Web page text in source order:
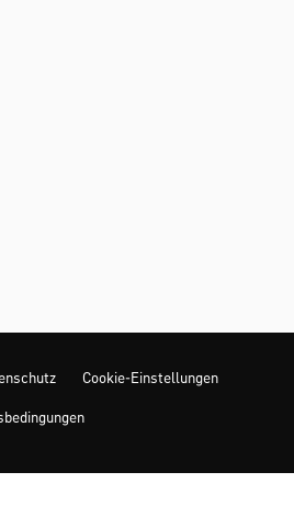
Cookie-Einstellungen